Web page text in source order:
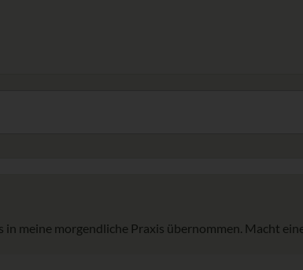
meine morgendliche Praxis übernommen. Macht